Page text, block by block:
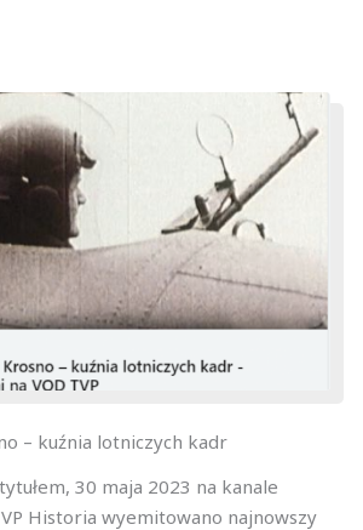
– kuźnia lotniczych kadr
30 maja 2023 na kanale
Historia wyemitowano najnowszy